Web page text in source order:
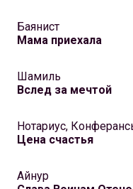
Баянист
Мама приехала
Шамиль
Вслед за мечтой
Нотариус,
Цена счастья
Айнур